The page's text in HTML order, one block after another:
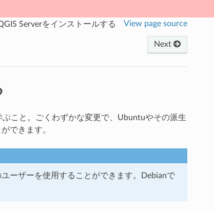
Serverをインストールする View page source
Next
こと。ごくわずかな変更で、Ubuntuやその派生
できます。
ーザーを使用することができます。Debianで